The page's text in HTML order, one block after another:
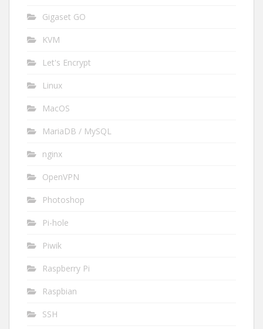
Gigaset GO
KVM
Let's Encrypt
Linux
MacOS
MariaDB / MySQL
nginx
OpenVPN
Photoshop
Pi-hole
Piwik
Raspberry Pi
Raspbian
SSH